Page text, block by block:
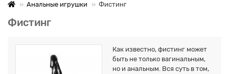
Анальные игрушки Фистинг
Фистинг
Как известно, фистинг может
быть не только вагинальным,
но и анальным. Вся суть в том,